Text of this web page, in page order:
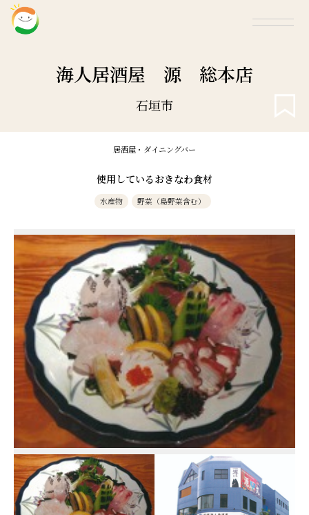
海人居酒屋 源 総本店
石垣市
居酒屋・ダイニングバー
使用しているおきなわ食材
水産物 野菜（島野菜含む）